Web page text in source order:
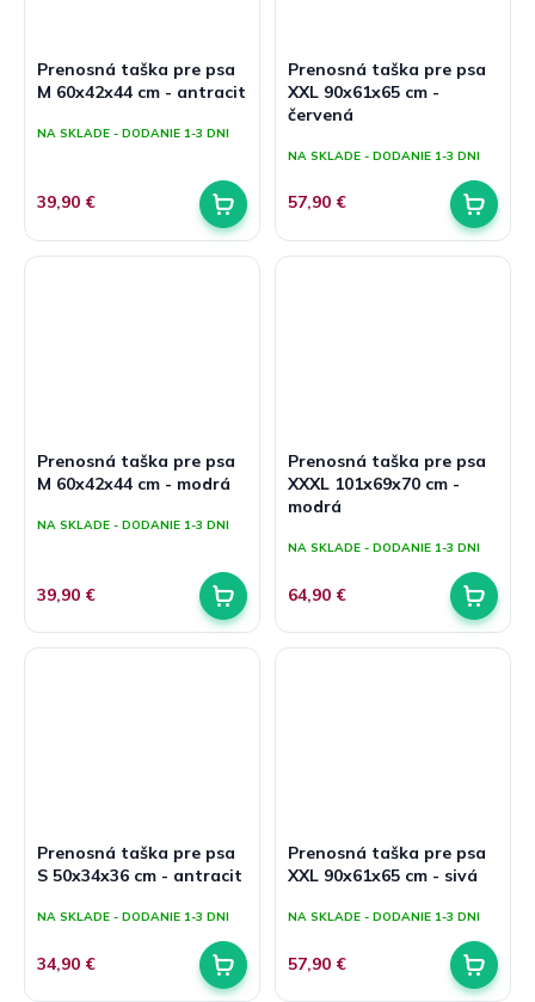
Prenosná taška pre psa
M 60x42x44 cm - antracit
NA SKLADE - DODANIE 1-3 DNI
39,90 €
Prenosná taška pre psa
XXL 90x61x65 cm -
červená
NA SKLADE - DODANIE 1-3 DNI
57,90 €
Prenosná taška pre psa
M 60x42x44 cm - modrá
NA SKLADE - DODANIE 1-3 DNI
39,90 €
Prenosná taška pre psa
XXXL 101x69x70 cm -
modrá
NA SKLADE - DODANIE 1-3 DNI
64,90 €
Prenosná taška pre psa
S 50x34x36 cm - antracit
NA SKLADE - DODANIE 1-3 DNI
34,90 €
Prenosná taška pre psa
XXL 90x61x65 cm - sivá
NA SKLADE - DODANIE 1-3 DNI
57,90 €